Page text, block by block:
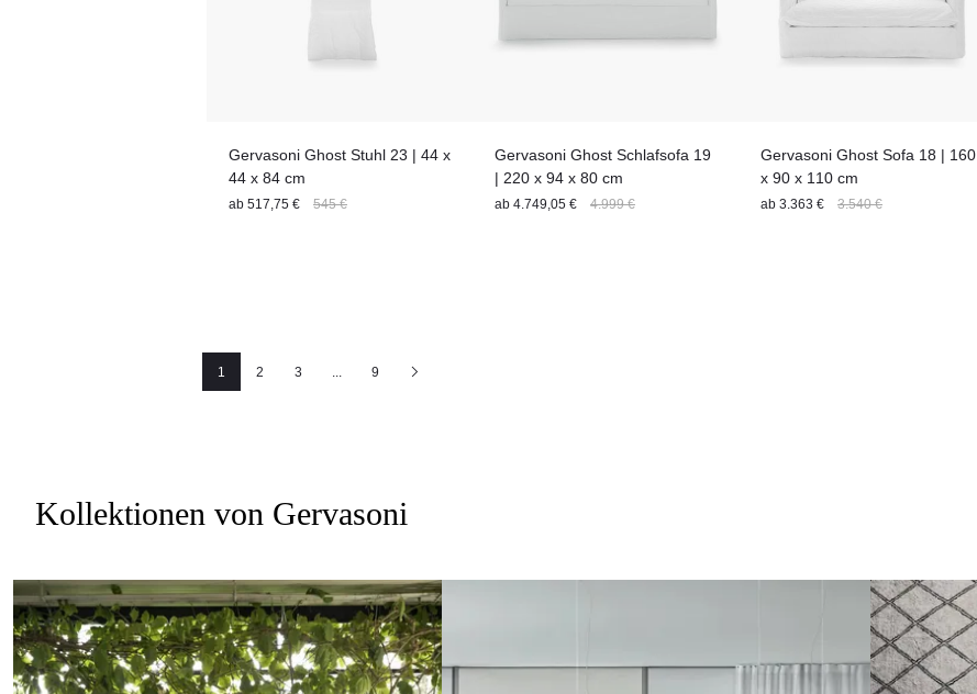
Gervasoni Ghost Stuhl 23 | 44 x
44 x 84 cm
ab 517,75 € 545 €
Gervasoni Ghost Schlafsofa 19
| 220 x 94 x 80 cm
ab 4.749,05 € 4.999 €
Gervasoni Ghost Sofa 18 | 160
x 90 x 110 cm
ab 3.363 € 3.540 €
Seite
1
Seite
2
Seite
3 9
Nächste
Kollektionen von Gervasoni